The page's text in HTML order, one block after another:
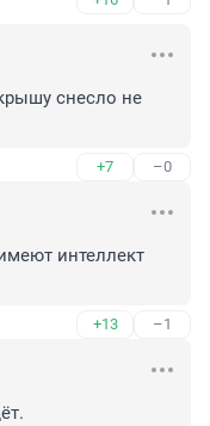
снесло не
+7 –0
интеллект
+13 –1